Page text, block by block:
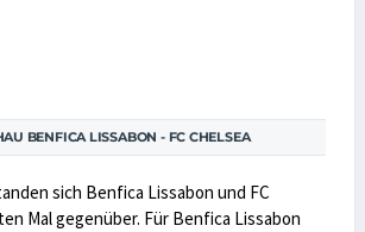
BENFICA LISSABON - FC CHELSEA
sich Benfica Lissabon und FC
Mal gegenüber. Für Benfica Lissabon